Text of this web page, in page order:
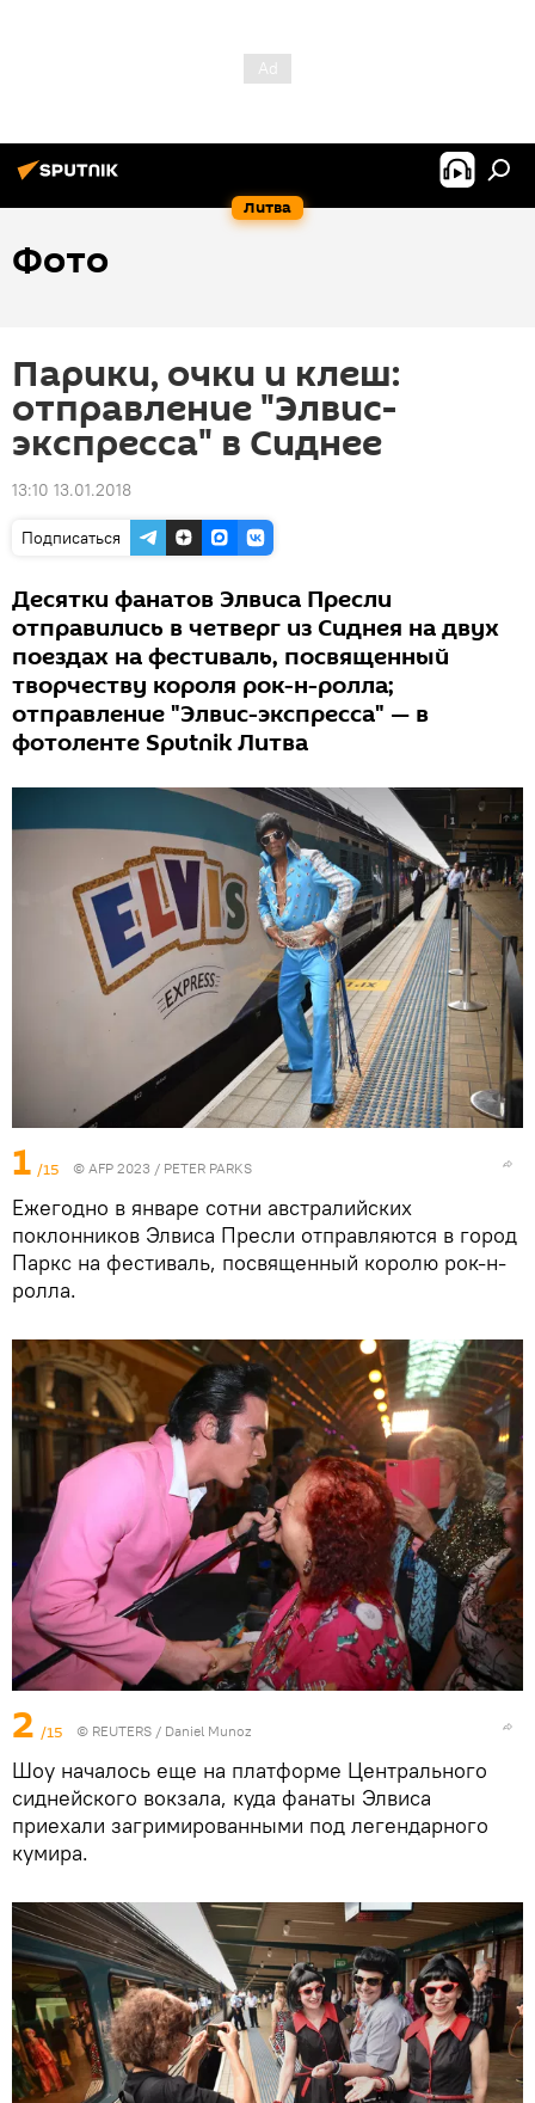
Литва
Фото
Парики, очки и клеш:
отправление "Элвис-
экспресса" в Сиднее
13:10 13.01.2018
Подписаться
Десятки фанатов Элвиса Пресли
отправились в четверг из Сиднея на двух
поездах на фестиваль, посвященный
творчеству короля рок-н-ролла;
отправление "Элвис-экспресса" — в
фотоленте Sputnik Литва
1 /15 © AFP 2023 / PETER PARKS
Ежегодно в январе сотни австралийских
поклонников Элвиса Пресли отправляются в город
Паркс на фестиваль, посвященный королю рок-н-
ролла.
2 /15 © REUTERS / Daniel Munoz
Шоу началось еще на платформе Центрального
сиднейского вокзала, куда фанаты Элвиса
приехали загримированными под легендарного
кумира.